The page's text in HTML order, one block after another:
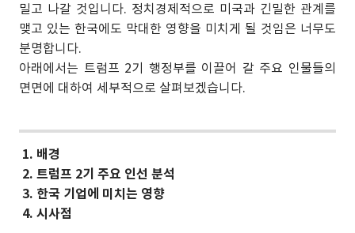
밀고 나갈 것입니다. 정치경제적으로 미국과 긴밀한 관계를
맺고 있는 한국에도 막대한 영향을 미치게 될 것임은 너무도
분명합니다.
아래에서는 트럼프 2기 행정부를 이끌어 갈 주요 인물들의
면면에 대하여 세부적으로 살펴보겠습니다.
1. 배경
2. 트럼프 2기 주요 인선 분석
3. 한국 기업에 미치는 영향
4. 시사점